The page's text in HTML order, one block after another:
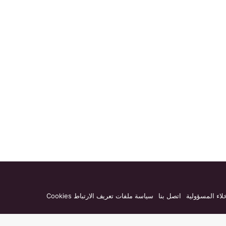
المسؤولية اتصل بنا سياسة ملفات تعريف الارتباط Cookies